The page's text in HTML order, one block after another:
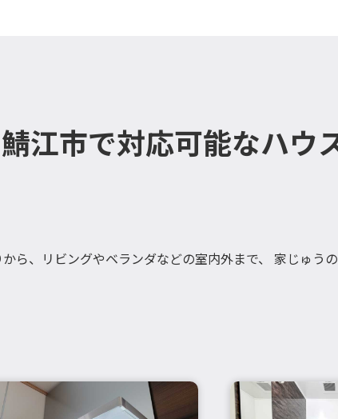
江市で対応可能なハウ
ら、リビングやベランダなどの室内外まで、 家じゅう